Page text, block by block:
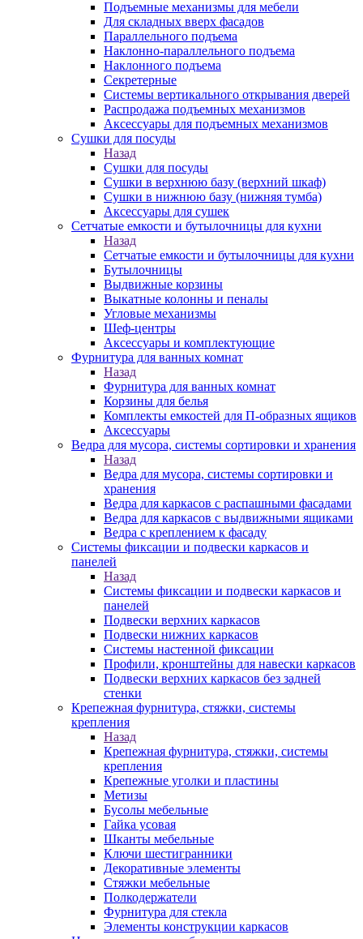
Подъемные механизмы для мебели
Для складных вверх фасадов
Параллельного подъема
Наклонно-параллельного подъема
Наклонного подъема
Секретерные
Системы вертикального открывания дверей
Распродажа подъемных механизмов
Аксессуары для подъемных механизмов
Сушки для посуды
Назад
Сушки для посуды
Сушки в верхнюю базу (верхний шкаф)
Сушки в нижнюю базу (нижняя тумба)
Аксессуары для сушек
Сетчатые емкости и бутылочницы для кухни
Назад
Сетчатые емкости и бутылочницы для кухни
Бутылочницы
Выдвижные корзины
Выкатные колонны и пеналы
Угловые механизмы
Шеф-центры
Аксессуары и комплектующие
Фурнитура для ванных комнат
Назад
Фурнитура для ванных комнат
Корзины для белья
Комплекты емкостей для П-образных ящиков
Аксессуары
Ведра для мусора, системы сортировки и хранения
Назад
Ведра для мусора, системы сортировки и
хранения
Ведра для каркасов с распашными фасадами
Ведра для каркасов с выдвижными ящиками
Ведра с креплением к фасаду
Системы фиксации и подвески каркасов и
панелей
Назад
Системы фиксации и подвески каркасов и
панелей
Подвески верхних каркасов
Подвески нижних каркасов
Системы настенной фиксации
Профили, кронштейны для навески каркасов
Подвески верхних каркасов без задней
стенки
Крепежная фурнитура, стяжки, системы
крепления
Назад
Крепежная фурнитура, стяжки, системы
крепления
Крепежные уголки и пластины
Метизы
Бусолы мебельные
Гайка усовая
Шканты мебельные
Ключи шестигранники
Декоративные элементы
Стяжки мебельные
Полкодержатели
Фурнитура для стекла
Элементы конструкции каркасов